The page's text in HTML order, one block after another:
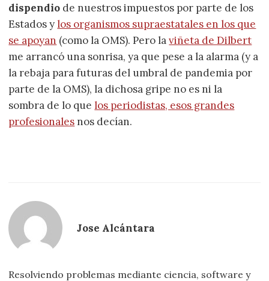
dispendio de nuestros impuestos por parte de los
Estados ylos organismos supraestatales en los que
se apoyan (como la OMS). Pero laviñeta de Dilbert
me arrancó una sonrisa, ya que pese a la alarma (y a
la rebaja para futuras del umbral de pandemia por
parte de la OMS), la dichosa gripe no es ni la
sombra de lo quelos periodistas, esos grandes
profesionales nos decían.
Jose Alcántara
Resolviendo problemas mediante ciencia, software y